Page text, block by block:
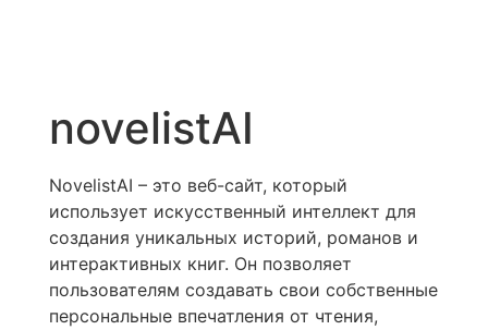
novelistAI
NovelistAI – это веб-сайт, который
использует искусственный интеллект для
создания уникальных историй, романов и
интерактивных книг. Он позволяет
пользователям создавать свои собственные
персональные впечатления от чтения,